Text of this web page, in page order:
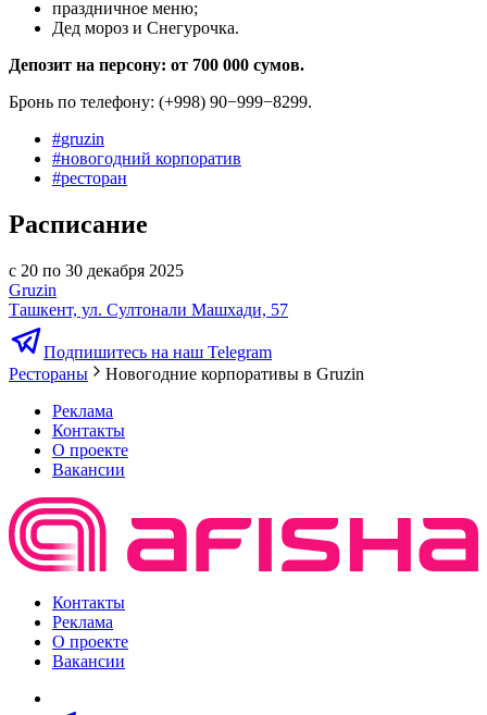
праздничное меню;
Дед мороз и Снегурочка.
Депозит на персону: от 700 000 сумов.
Бронь по телефону: (+998) 90−999−8299.
#gruzin
#новогодний корпоратив
#ресторан
Расписание
с 20 по 30 декабря 2025
Gruzin
Ташкент, ул. Султонали Машхади, 57
Подпишитесь на наш Telegram
Рестораны
Новогодние корпоративы в Gruzin
Реклама
Контакты
О проекте
Вакансии
Контакты
Реклама
О проекте
Вакансии